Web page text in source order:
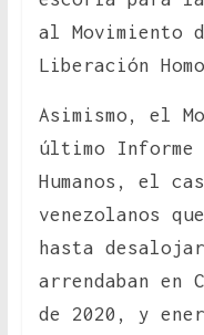
al Movimiento
Liberación
Asimismo, el
último Informe
Humanos, el
venezolanos
hasta
arrendaban en
de 2020, y